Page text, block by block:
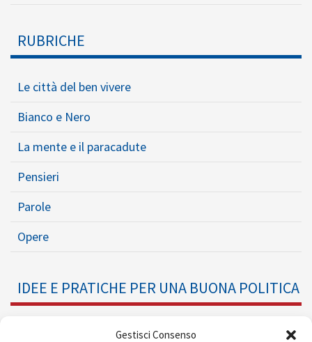
Gestisci Consenso
RUBRICHE
Le città del ben vivere
Bianco e Nero
La mente e il paracadute
Pensieri
Parole
Opere
IDEE E PRATICHE PER UNA BUONA POLITICA